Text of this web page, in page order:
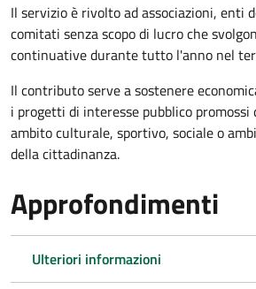
Il servizio è rivolto ad associazioni, enti
comitati senza scopo di lucro che
continuative durante tutto l'anno nel
Il contributo serve a sostenere
i progetti di interesse pubblico promossi
ambito culturale, sportivo, sociale o
della cittadinanza.
Approfondimenti
Ulteriori informazioni